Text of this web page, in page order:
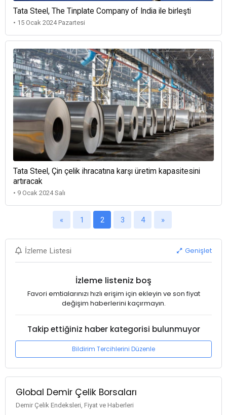
Tata Steel, The Tinplate Company of India ile birleşti
• 15 Ocak 2024 Pazartesi
Tata Steel, Çin çelik ihracatına karşı üretim kapasitesini
artıracak
• 9 Ocak 2024 Salı
« 1 2 3 4 »
İzleme Listesi Genişlet
İzleme listeniz boş
Favori emtialarınızı hızlı erişim için ekleyin ve son fiyat
değişim haberlerini kaçırmayın.
Takip ettiğiniz haber kategorisi bulunmuyor
Bildirim Tercihlerini Düzenle
Global Demir Çelik Borsaları
Demir Çelik Endeksleri, Fiyat ve Haberleri